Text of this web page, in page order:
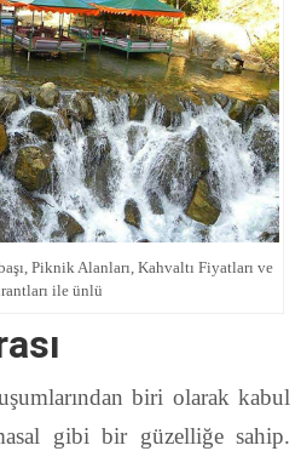
Piknik Alanları, Kahvaltı Fiyatları ve
ile ünlü
biri olarak kabul
gibi bir güzelliğe sahip.